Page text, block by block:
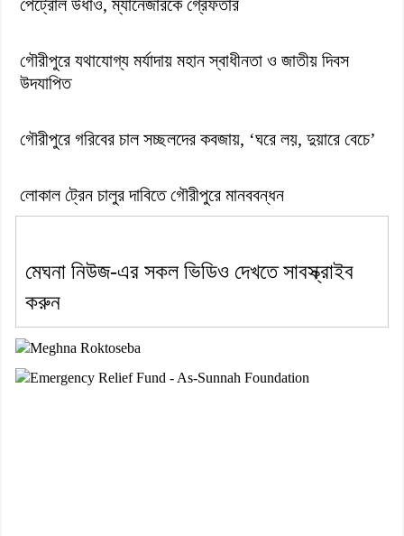
পেট্রোল উধাও, ম্যানেজারকে গ্রেফতার
গৌরীপুরে যথাযোগ্য মর্যাদায় মহান স্বাধীনতা ও জাতীয় দিবস
উদযাপিত
গৌরীপুরে গরিবের চাল সচ্ছলদের কবজায়, ‘ঘরে লয়, দুয়ারে বেচে’
লোকাল ট্রেন চালুর দাবিতে গৌরীপুরে মানববন্ধন
মেঘনা নিউজ-এর সকল ভিডিও দেখতে সাবস্ক্রাইব
করুন